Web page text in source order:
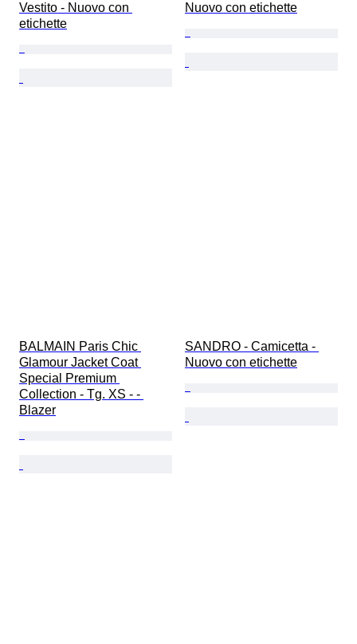
Vestito - Nuovo con
etichette
Nuovo con etichette
BALMAIN Paris Chic
Glamour Jacket Coat
Special Premium
Collection - Tg. XS - -
Blazer
SANDRO - Camicetta -
Nuovo con etichette